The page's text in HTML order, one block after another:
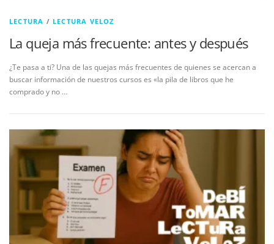
LECTURA / LECTURA VELOZ
La queja más frecuente: antes y después
¿Te pasa a ti? Una de las quejas más frecuentes de quienes se acercan a
buscar información de nuestros cursos es «la pila de libros que he
comprado y no …